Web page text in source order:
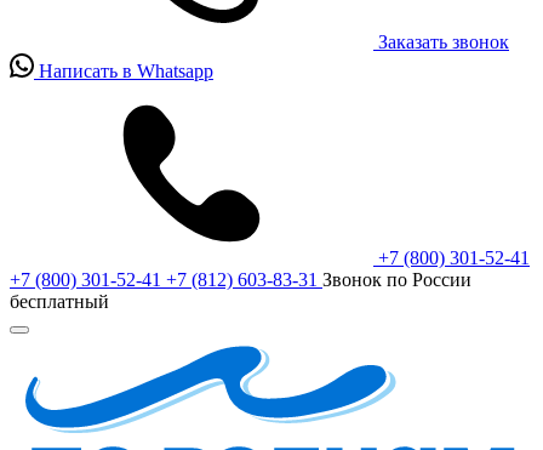
Заказать звонок
Написать в Whatsapp
+7 (800) 301-52-41
+7 (800) 301-52-41 +7 (812) 603-83-31 Звонок по России
бесплатный